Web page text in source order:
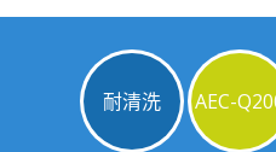
耐清洗 AEC-